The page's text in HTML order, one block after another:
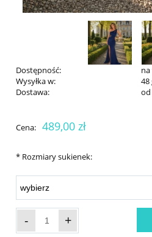
Dostępność:
Wysyłka w:
48
Dostawa:
od
Cena nie zawiera ewentualnych
Cena: 489,00 zł
* Rozmiary sukienek:
- +